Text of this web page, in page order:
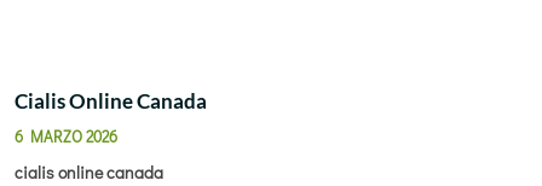
Cialis Online Canada
6 MARZO 2026
cialis online canada